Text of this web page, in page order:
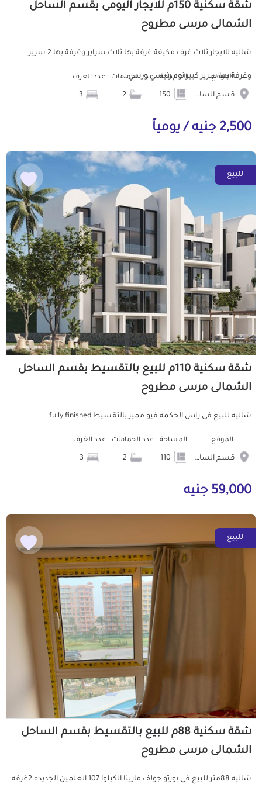
شقة سكنية 150م للايجار اليومى بقسم الساحل
الشمالى مرسى مطروح
شاليه للايجار ثلاث غرف مكيفة غرفة بها ثلاث سراير وغرفة بها 2 سرير
وغرفة بها سرير كبير نوم رئيسي ورسي...
الموقع
قسم الساحل الشمالى
المساحة عدد الحمامات عدد الغرف
2,500 جنيه / يومياً
للبيع
شقة سكنية 110م للبيع بالتقسيط بقسم الساحل
الشمالى مرسى مطروح
شاليه للبيع فى راس الحكمه فيو مميز بالتقسيط fully finished
الموقع
قسم الساحل الشمالى
المساحة عدد الحمامات عدد الغرف
59,000 جنيه
للبيع
شقة سكنية 88م للبيع بالتقسيط بقسم الساحل
الشمالى مرسى مطروح
شاليه 88متر للبيع في بورتو جولف مارينا الكيلوا 107 العلمين الجديده 2غرفه